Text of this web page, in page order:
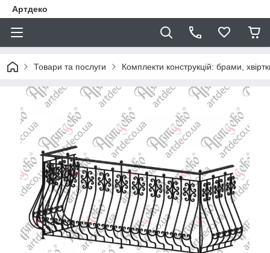
Артдеко
Товари та послуги Комплекти конструкцій: брами,